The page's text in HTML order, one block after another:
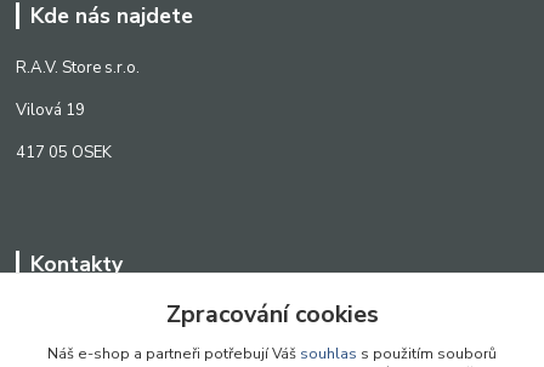
Kde nás najdete
R.A.V. Store s.r.o.
Vilová 19
417 05 OSEK
Kontakty
Zpracování cookies
Náš e-shop a partneři potřebují Váš souhlas s použitím souborů